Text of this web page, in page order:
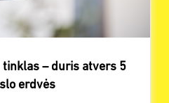
tinklas – duris atvers 5
erdvės